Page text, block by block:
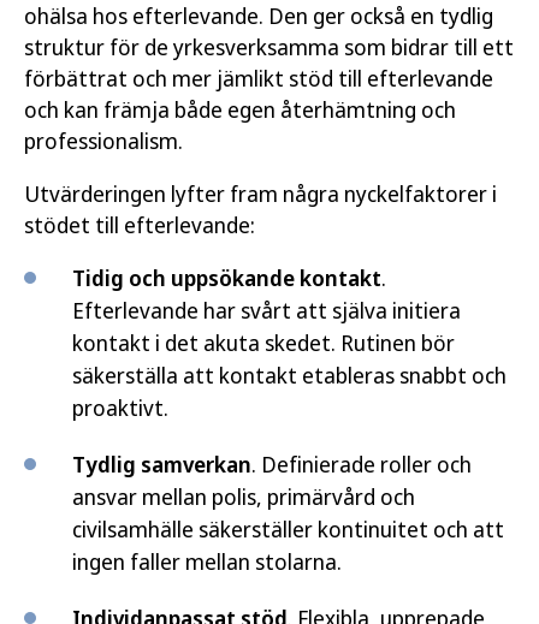
ohälsa hos efterlevande. Den ger också en tydlig
struktur för de yrkesverksamma som bidrar till ett
förbättrat och mer jämlikt stöd till efterlevande
och kan främja både egen återhämtning och
professionalism.
Utvärderingen lyfter fram några nyckelfaktorer i
stödet till efterlevande:
Tidig och uppsökande kontakt.
Efterlevande har svårt att själva initiera
kontakt i det akuta skedet. Rutinen bör
säkerställa att kontakt etableras snabbt och
proaktivt.
Tydlig samverkan. Definierade roller och
ansvar mellan polis, primärvård och
civilsamhälle säkerställer kontinuitet och att
ingen faller mellan stolarna.
Individanpassat stöd . Flexibla, upprepade